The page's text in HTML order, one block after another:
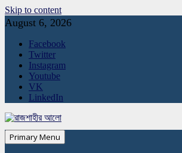
Skip to content
August 6, 2026
Facebook
Twitter
Instagram
Youtube
VK
LinkedIn
Primary Menu